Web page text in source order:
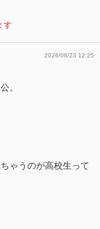
す
2026/06/23 12:25
。
ゃうのが高校生って